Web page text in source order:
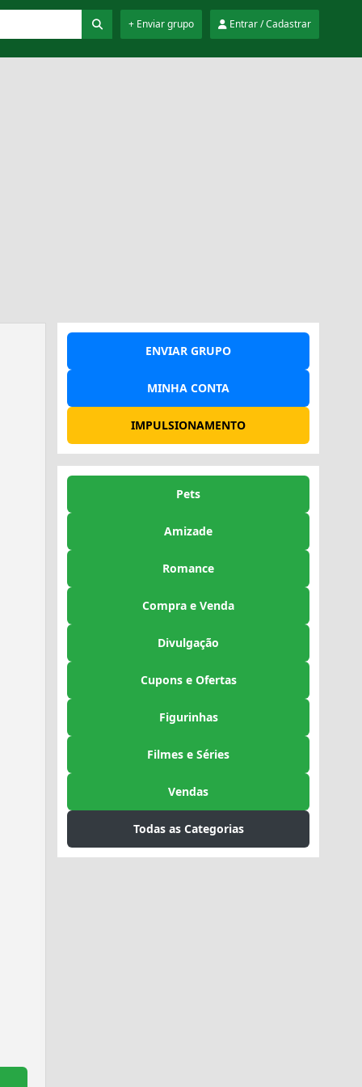
Entrar / Cadastrar
+ Enviar grupo
ENVIAR GRUPO
MINHA CONTA
IMPULSIONAMENTO
Pets
Amizade
Romance
Compra e Venda
Divulgação
Cupons e Ofertas
Figurinhas
Filmes e Séries
Vendas
Todas as Categorias